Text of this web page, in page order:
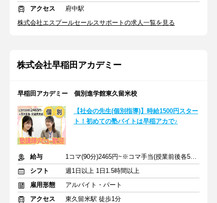
アクセス
府中駅
株式会社エスプールセールスサポートの求人一覧を見る
株式会社早稲田アカデミー
早稲田アカデミー 個別進学館東久留米校
【社会の先生(個別指導)】時給1500円スター
ト！初めての塾バイトは早稲アカで♪
給与
1コマ(90分)2465円~※コマ手当(授業前後各5分相当)215円含む
シフト
週1日以上 1日1.5時間以上
雇用形態
アルバイト・パート
アクセス
東久留米駅 徒歩1分